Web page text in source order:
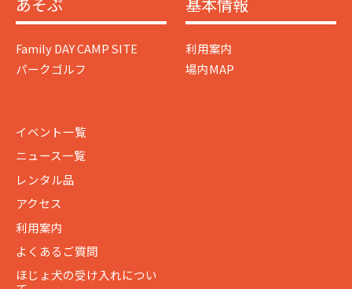
Family DAY CAMP SITE
パークゴルフ
利用案内
場内MAP
イベント一覧
ニュース一覧
レンタル品
アクセス
利用案内
よくあるご質問
ほじょ犬の受け入れについ